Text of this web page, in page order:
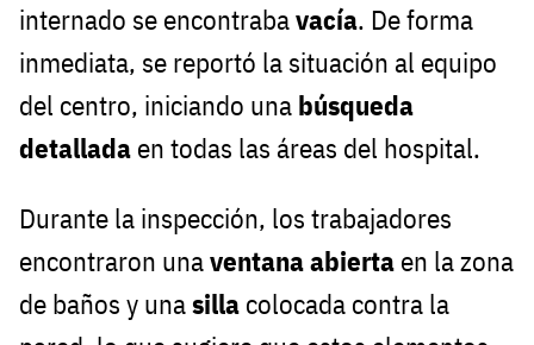
internado se encontrabavacía. De forma
inmediata, se reportó la situación al equipo
del centro, iniciando una búsqueda
detallada en todas las áreas del hospital.
Durante la inspección, los trabajadores
encontraron unaventana abierta en la zona
de baños y unasilla colocada contra la